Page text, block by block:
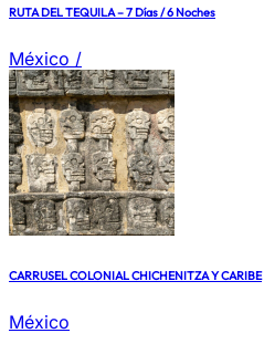
RUTA DEL TEQUILA – 7 Días / 6 Noches
México /
CARRUSEL COLONIAL CHICHENITZA Y CARIBE
México